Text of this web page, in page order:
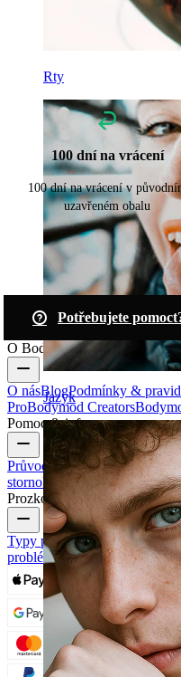
Rty
Jazyk
100 dní na vrácení
100 dní na vrácení v
uzavřeném obalu
Potřebujete
O Bodymod
O násBlogPodmínky &
ProBodymod Creators
Pomoc & info
Průvodce velikostíSledování
stornoPlatbaMůj Účet
Prozkoumat
Typy piercingových šperků
problémy s piercingem a